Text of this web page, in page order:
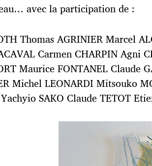
avec la participation de :
Thomas AGRINIER Marcel
Carmen CHARPIN Agni
Maurice FONTANEL Claude
Michel LEONARDI Mitsouko
Yachyio SAKO Claude TETOT